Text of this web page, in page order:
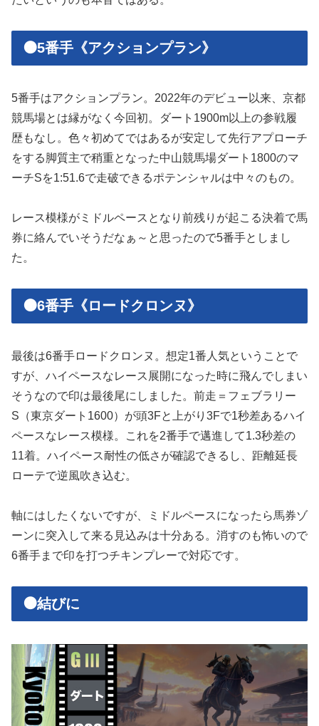
🟠5番手《アクションプラン》
5番手はアクションプラン。2022年のデビュー以来、京都
競馬場とは縁がなく今回初。ダート1900m以上の参戦履
歴もなし。色々初めてではあるが安定して先行アプローチ
をする脚質主で稍重となった中山競馬場ダート1800のマ
ーチSを1:51.6で走破できるポテンシャルは中々のもの。
レース模様がミドルペースとなり前残りが起こる決着で馬
券に絡んでいそうだなぁ～と思ったので5番手としまし
た。
🟠6番手《ロードクロンヌ》
最後は6番手ロードクロンヌ。想定1番人気ということで
すが、ハイペースなレース展開になった時に飛んでしまい
そうなので印は最後尾にしました。前走＝フェブラリー
S（東京ダート1600）が頭3Fと上がり3Fで1秒差あるハイ
ペースなレース模様。これを2番手で邁進して1.3秒差の
11着。ハイペース耐性の低さが確認できるし、距離延長
ローテで逆風吹き込む。
軸にはしたくないですが、ミドルペースになったら馬券ゾ
ーンに突入して来る見込みは十分ある。消すのも怖いので
6番手まで印を打つチキンプレーで対応です。
🟠結びに